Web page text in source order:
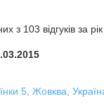
з 103 відгуків за рік
5, Жовква,